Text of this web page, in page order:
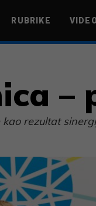
RUBRIKE
rezultat